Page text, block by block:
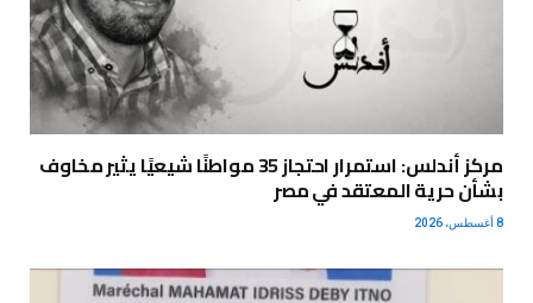
مركز أندلس: استمرار احتجاز 35 مواطنًا شيعيًا يثير مخاوف
بشأن حرية المعتقد في مصر
8 أغسطس، 2026